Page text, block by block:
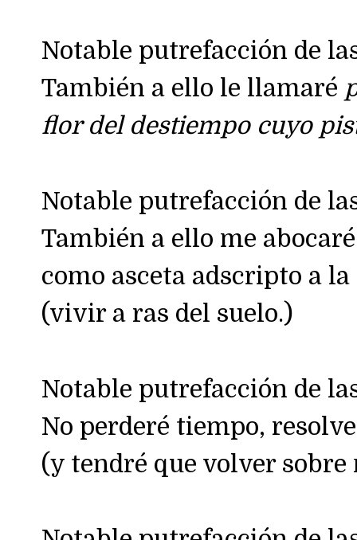
Notable putrefacción de
También a ello le llamaré
flor del destiempo cuyo
Notable putrefacción de
También a ello me abocaré
como asceta adscripto a la
(vivir a ras del suelo.)
Notable putrefacción de
No perderé tiempo,
(y tendré que volver sobre